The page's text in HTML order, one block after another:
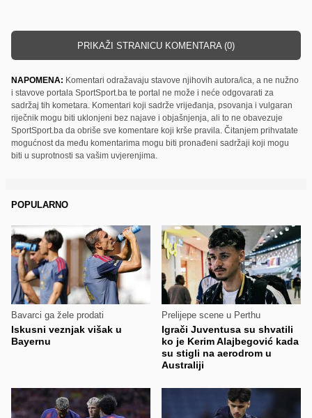
PRIKAŽI STRANICU KOMENTARA (0)
NAPOMENA: Komentari odražavaju stavove njihovih autora/ica, a ne nužno
i stavove portala SportSport.ba te portal ne može i neće odgovarati za
sadržaj tih kometara. Komentari koji sadrže vrijeđanja, psovanja i vulgaran
riječnik mogu biti uklonjeni bez najave i objašnjenja, ali to ne obavezuje
SportSport.ba da obriše sve komentare koji krše pravila. Čitanjem prihvatate
mogućnost da među komentarima mogu biti pronađeni sadržaji koji mogu
biti u suprotnosti sa vašim uvjerenjima.
POPULARNO
Bavarci ga žele prodati
Iskusni veznjak višak u
Bayernu
Prelijepe scene u Perthu
Igrači Juventusa su shvatili
ko je Kerim Alajbegović kada
su stigli na aerodrom u
Australiji